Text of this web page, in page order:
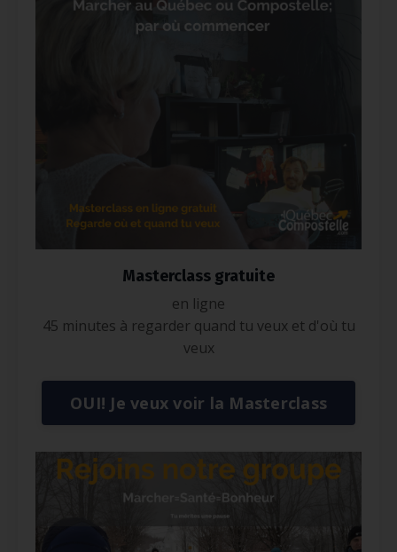
Masterclass gratuite
en ligne
45 minutes à regarder quand tu veux et d'où tu
veux
OUI! Je veux voir la Masterclass